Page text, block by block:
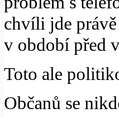
chvíli jde
v období před
Toto ale
Občanů se